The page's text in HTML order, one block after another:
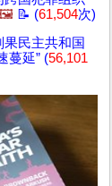
🖼️ 📝 (61,504次)
民主共和国
蔓延” (56,101